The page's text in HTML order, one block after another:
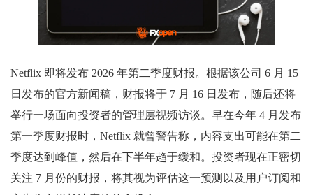
Netflix 即将发布 2026 年第二季度财报。根据该公司 6 月 15
日发布的官方新闻稿，财报将于 7 月 16 日发布，随后还将
举行一场面向投资者的管理层视频访谈。早在今年 4 月发布
第一季度财报时，Netflix 就曾警告称，内容支出可能在第二
季度达到峰值，然后在下半年趋于缓和。投资者现在正密切
关注 7 月份的财报，将其视为评估这一预测以及用户订阅和